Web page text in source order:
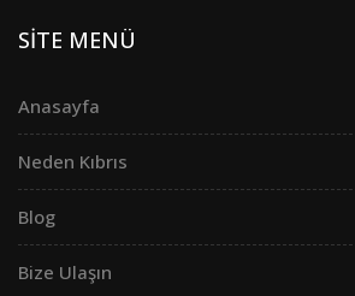
SİTE MENÜ
Anasayfa
Neden Kıbrıs
Blog
Bize Ulaşın